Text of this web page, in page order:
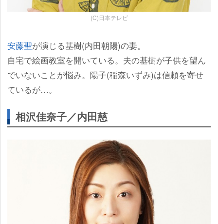
(C)日本テレビ
安藤聖が演じる基樹(内田朝陽)の妻。
自宅で絵画教室を開いている。夫の基樹が子供を望ん
でいないことが悩み。陽子(稲森いずみ)は信頼を寄せ
ているが…。
相沢佳奈子／内田慈